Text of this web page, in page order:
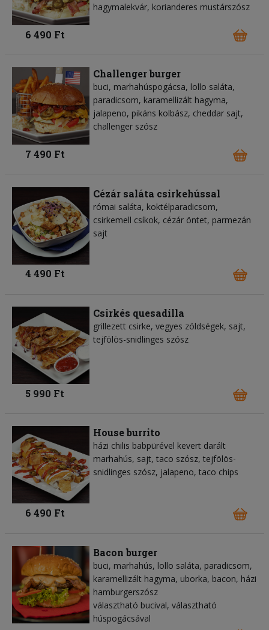
hagymalekvár, korianderes mustárszósz
6 490 Ft
Challenger burger
buci, marhahúspogácsa, lollo saláta,
paradicsom, karamellizált hagyma,
jalapeno, pikáns kolbász, cheddar sajt,
challenger szósz
7 490 Ft
Cézár saláta csirkehússal
római saláta, koktélparadicsom,
csirkemell csíkok, cézár öntet, parmezán
sajt
4 490 Ft
Csirkés quesadilla
grillezett csirke, vegyes zöldségek, sajt,
tejfölös-snidlinges szósz
5 990 Ft
House burrito
házi chilis babpürével kevert darált
marhahús, sajt, taco szósz, tejfölös-
snidlinges szósz, jalapeno, taco chips
6 490 Ft
Bacon burger
buci, marhahús, lollo saláta, paradicsom,
karamellizált hagyma, uborka, bacon, házi
hamburgerszósz
választható bucival, választható
húspogácsával